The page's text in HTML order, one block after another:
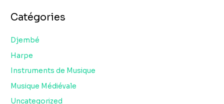
Catégories
Djembé
Harpe
Instruments de Musique
Musique Médiévale
Uncategorized